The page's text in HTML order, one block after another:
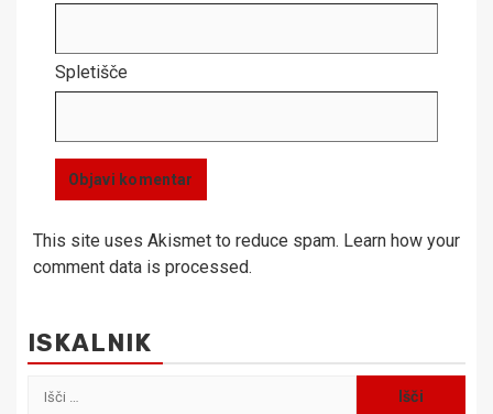
Spletišče
This site uses Akismet to reduce spam. Learn how your
comment data is processed.
ISKALNIK
Išči: